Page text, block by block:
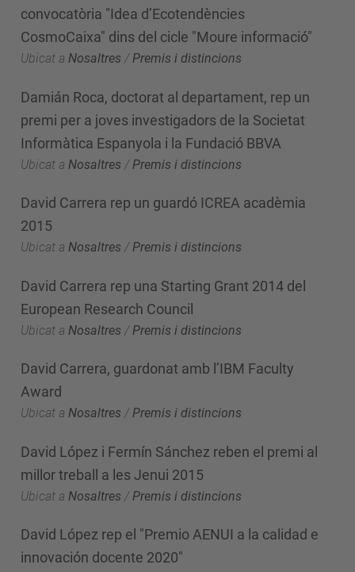
convocatòria "Idea d’Ecotendències
CosmoCaixa" dins del cicle "Moure informació"
Ubicat a Nosaltres /Premis i distincions
Damián Roca, doctorat al departament, rep un
premi per a joves investigadors de la Societat
Informàtica Espanyola i la Fundació BBVA
Ubicat a Nosaltres / Premis i distincions
David Carrera rep un guardó ICREA acadèmia
2015
Ubicat a Nosaltres /Premis i distincions
David Carrera rep una Starting Grant 2014 del
European Research Council
Ubicat a Nosaltres / Premis i distincions
David Carrera, guardonat amb l’IBM Faculty
Award
Ubicat a Nosaltres /Premis i distincions
David López i Fermín Sánchez reben el premi al
millor treball a les Jenui 2015
Ubicat a Nosaltres / Premis i distincions
David López rep el "Premio AENUI a la calidad e
innovación docente 2020"